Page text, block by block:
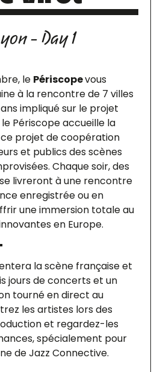
- Day 1
le Périscopevous
à la rencontre de 7 villes
ans impliqué sur le projet
le Périscope accueille la
projet de coopération
et publics des scènes
Chaque soir, des
livreront à une rencontre
enregistrée ou en
une immersion totale au
en Europe.
la scène française et
jours de concerts et un
tourné en direct au
les artistes lors des
et regardez-les
spécialement pour
de Jazz Connective.